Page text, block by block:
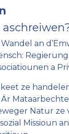
an
a
ze
Natur ze
Missioun